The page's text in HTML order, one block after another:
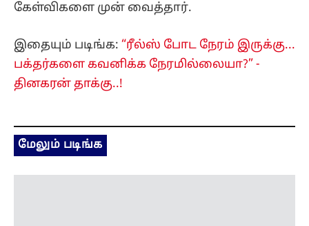
கேள்விகளை முன் வைத்தார்.
இதையும் படிங்க: “ரீல்ஸ் போட நேரம் இருக்கு...
பக்தர்களை கவனிக்க நேரமில்லையா?” -
தினகரன் தாக்கு..!
மேலும் படிங்க